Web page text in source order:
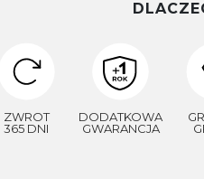
ZWROT
365 DNI
DODATKOWA
GWARANCJA